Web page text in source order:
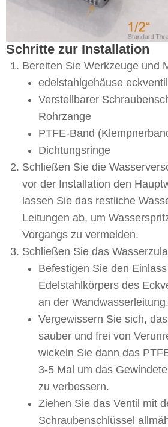
Schritte zur Installation
Bereiten Sie Werkzeuge und
edelstahlgehäuse
Verstellbarer
Rohrzange
PTFE-Band
Dichtungsringe
Schließen Sie die
vor der Installation den
lassen Sie das restliche
Leitungen ab, um
Vorgangs zu vermeiden.
Schließen Sie das
Befestigen Sie den
Edelstahlkörpers des
an der Wandwasserleitung.
Vergewissern Sie sich,
sauber und frei von
wickeln Sie dann das
3-5 Mal um das
zu verbessern.
Ziehen Sie das Ventil mit
Schraubenschlüssel